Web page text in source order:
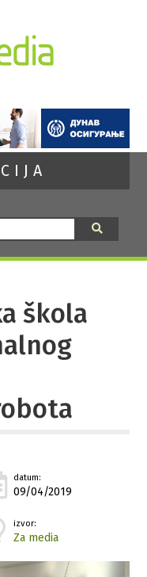
škola
datum:
09/04/2019
izvor:
Za media